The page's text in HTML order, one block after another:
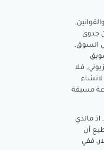
جدوى
السوق,
فلا
استثمار بـ 500 دولار لانشاء
مسبقة
مالذي
أستطيع أن
دولار, ففي